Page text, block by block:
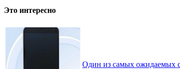
по
Это интересно
Один из самых ожидаемых